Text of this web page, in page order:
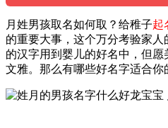
月姓男孩取名如何取？给稚子起
的重要大事，这个万分考验家
的汉字用到婴儿的好名中，但
文雅。那么有哪些好名字适合你